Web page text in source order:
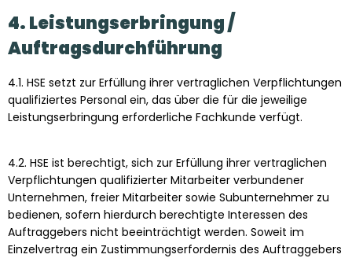
4. Leistungserbringung /
Auftragsdurchführung
4.1. HSE setzt zur Erfüllung ihrer vertraglichen Verpflichtungen
qualifiziertes Personal ein, das über die für die jeweilige
Leistungserbringung erforderliche Fachkunde verfügt.
4.2. HSE ist berechtigt, sich zur Erfüllung ihrer vertraglichen
Verpflichtungen qualifizierter Mitarbeiter verbundener
Unternehmen, freier Mitarbeiter sowie Subunternehmer zu
bedienen, sofern hierdurch berechtigte Interessen des
Auftraggebers nicht beeinträchtigt werden. Soweit im
Einzelvertrag ein Zustimmungserfordernis des Auftraggebers